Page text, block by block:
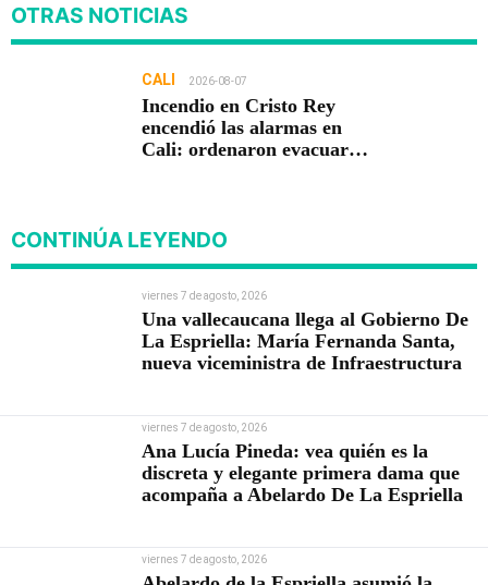
OTRAS NOTICIAS
CALI 2026-08-07
Incendio en Cristo Rey
encendió las alarmas en
Cali: ordenaron evacuar
CONTINÚA LEYENDO
viernes 7 de agosto, 2026
Una vallecaucana llega al Gobierno De
La Espriella: María Fernanda Santa,
nueva viceministra de Infraestructura
viernes 7 de agosto, 2026
Ana Lucía Pineda: vea quién es la
discreta y elegante primera dama que
acompaña a Abelardo De La Espriella
viernes 7 de agosto, 2026